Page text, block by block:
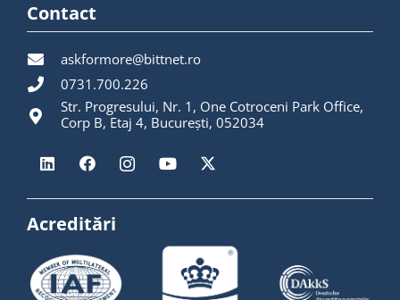
Contact
askformore@bittnet.ro
0731.700.226
Str. Progresului, Nr. 1, One Cotroceni Park Office,
Corp B, Etaj 4, București, 052034
Acreditări